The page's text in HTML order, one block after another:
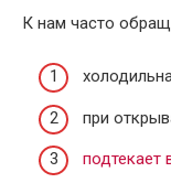
К нам часто
при
подтекает